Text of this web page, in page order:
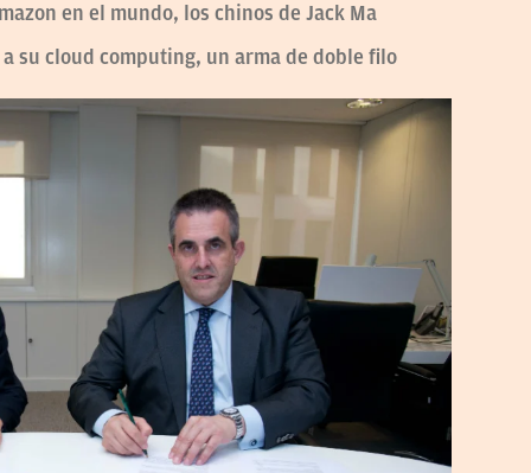
en el mundo, los chinos de Jack Ma
su cloud computing, un arma de doble filo